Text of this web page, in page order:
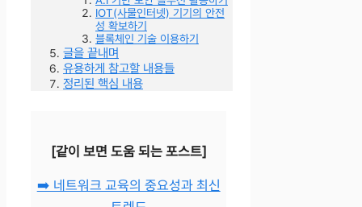
IOT(사물인터넷) 기기의 안전
성 확보하기
블록체인 기술 이용하기
글을 끝내며
유용하게 참고할 내용들
정리된 핵심 내용
[같이 보면 도움 되는 포스트]
➡️ 네트워크 교육의 중요성과 최신